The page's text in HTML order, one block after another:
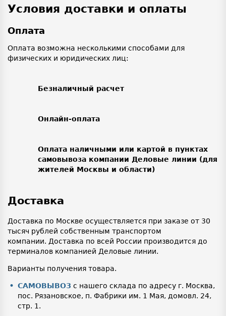
Условия доставки и оплаты
Оплата
Оплата возможна несколькими способами для
физических и юридических лиц:
Безналичный расчет
Онлайн-оплата
Оплата наличными или картой в пунктах
самовывоза компании Деловые линии (для
жителей Москвы и области)
Доставка
Доставка по Москве осуществляется при заказе от 30
тысяч рублей собственным транспортом
компании. Доставка по всей России производится до
терминалов компанией Деловые линии.
Варианты получения товара.
САМОВЫВОЗ с нашего склада по адресу г. Москва,
пос. Рязановское, п. Фабрики им. 1 Мая, домовл. 24,
стр. 1.